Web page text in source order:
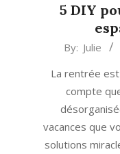
5 DIY
2018-
20
By: Julie
La rentrée
compte
vacances que
solutions